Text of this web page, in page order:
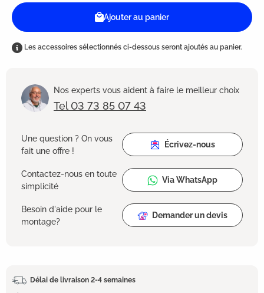
Ajouter au panier
Les accessoires sélectionnés ci-dessous seront ajoutés au panier.
Nos experts vous aident à faire le meilleur choix
Tel 03 73 85 07 43
Une question ? On vous
fait une offre !
Écrivez-nous
Contactez-nous en toute
simplicité
Via WhatsApp
Besoin d'aide pour le
montage?
Demander un devis
Délai de livraison 2-4 semaines